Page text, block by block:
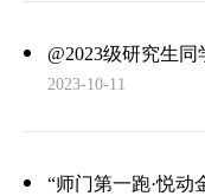
@2023级研究生
2023-10-11
“师门第一跑·悦动